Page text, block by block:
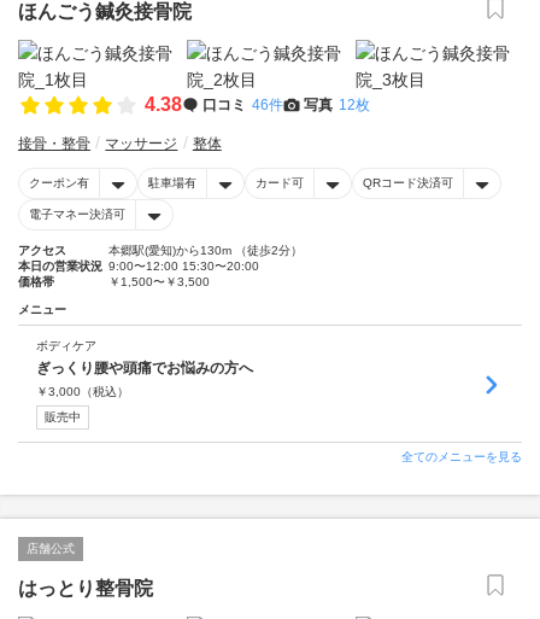
ほんごう鍼灸接骨院
4.38 口コミ 46件 写真 12枚
接骨・整骨 マッサージ 整体
クーポン有 駐車場有 カード可 QRコード決済可
電子マネー決済可
アクセス
本郷駅(愛知)から130m （徒歩2分）
本日の営業状況 9:00〜12:00 15:30〜20:00
価格帯
￥1,500〜￥3,500
メニュー
ボディケア
ぎっくり腰や頭痛でお悩みの方へ
￥3,000 （税込）
販売中
全てのメニューを見る
店舗公式
はっとり整骨院